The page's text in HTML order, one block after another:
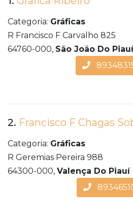
Categoria: Gráficas
R Francisco F Carvalho 825
64760-000, São João Do Piauí
2. Francisco F Chagas
Categoria: Gráficas
R Geremias Pereira 988
64300-000, Valença Do Piauí